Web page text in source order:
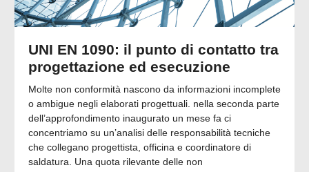
UNI EN 1090: il punto di contatto tra
progettazione ed esecuzione
Molte non conformità nascono da informazioni incomplete
o ambigue negli elaborati progettuali. nella seconda parte
dell’approfondimento inaugurato un mese fa ci
concentriamo su un’analisi delle responsabilità tecniche
che collegano progettista, officina e coordinatore di
saldatura. Una quota rilevante delle non